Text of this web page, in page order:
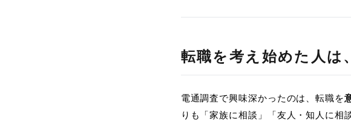
転職を考え始めた人
電通調査で興味深かったのは、転職を
りも「家族に相談」「友人・知人に